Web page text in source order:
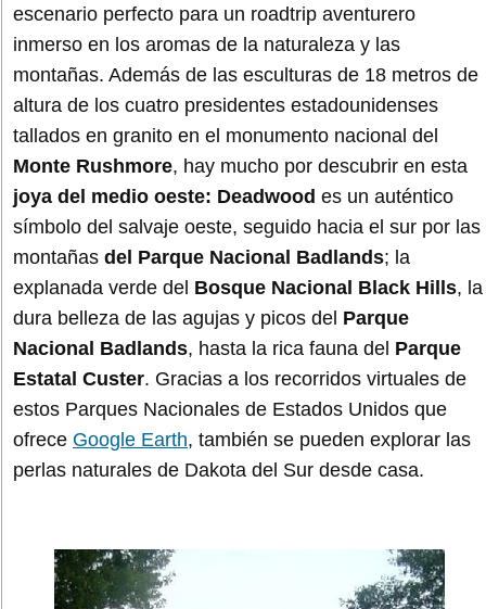
escenario perfecto para un roadtrip aventurero
inmerso en los aromas de la naturaleza y las
montañas. Además de las esculturas de 18 metros de
altura de los cuatro presidentes estadounidenses
tallados en granito en el monumento nacional del
Monte Rushmore, hay mucho por descubrir en esta
joya del medio oeste: Deadwood es un auténtico
símbolo del salvaje oeste, seguido hacia el sur por las
montañas del Parque Nacional Badlands; la
explanada verde del Bosque Nacional Black Hills, la
dura belleza de las agujas y picos del Parque
Nacional Badlands, hasta la rica fauna del Parque
Estatal Custer. Gracias a los recorridos virtuales de
estos Parques Nacionales de Estados Unidos que
ofrece Google Earth, también se pueden explorar las
perlas naturales de Dakota del Sur desde casa.